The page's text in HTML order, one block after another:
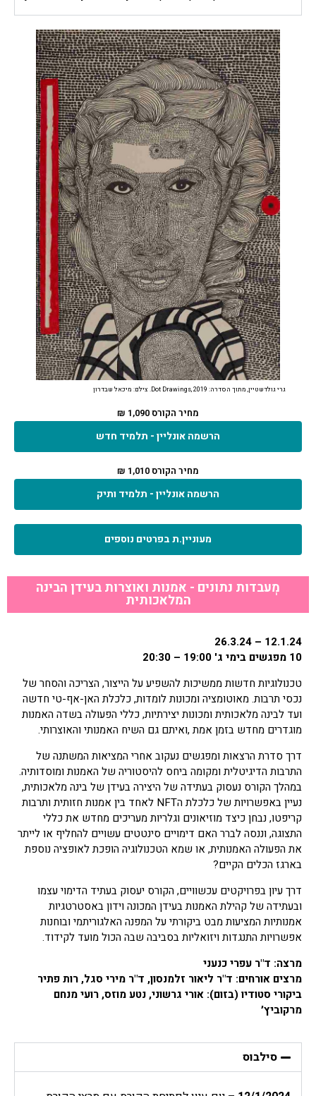
גרי גולדשטיין, מתוך הסדרה: Dot Drawings, 2019. צילם: מיכאל שבדרון
מחיר הקורס 1,090 ₪
הרשמה אונליין - תלמיד חדש
מחיר הקורס 1,010 ₪
הרשמה אונליין - תלמיד ותיק
מעוניין.ת בפרטים נוספים
מְעבדות נתונים - אמנות ואוצרות בעידן הבינה
המלאכותית
12.1.24 – 26.3.24
10 מפגשים בימי ג' 19:00 – 20:30
טכנולוגיות חדשות ממשיכות להשפיע על הייצור, הצריכה והסחר של
נכסי תרבות. מאוטומציה ומכונות לומדות, כלכלת האן-אף-טי חדשה
ועד לבינה מלאכותית ומכונות יצירתיות, כללי הפעולה בשדה האמנות
מוגדרים מחדש בזמן אמת ,ואיתם גם השיח האמנותי והאוצרותי.
דרך סדרת הרצאות ומפגשים נעקוב אחרי המציאות המשתנה של
התרבות הדיגיטלית ומקומה ביחס להיסטוריה של האמנות ומוסדותיה.
במהלך הקורס נעסוק בעתידה של היצירה בעידן של בינה מלאכותית,
נעיין באפשרויות של כלכלת הNFT לאחד בין אמנות חזותית ותרבות
קריפטו, נבחן כיצד מוזיאונים וגלריות מעריכים מחדש את כללי
התצוגה, וננסה לברר האם דימויים סינטטים עשויים להחליף או לייתר
את הפעולה האמנותית, או שמא הטכנולוגיה הופכת לאופציה נוספת
בארגז הכלים הקיים?
דרך עיון בפרויקטים עכשוויים, הקורס יעסוק בעתיד הדימוי עצמו
ובעתידה של קהילת האמנות בעידן המכונה וידון באסטרטגיות
אמנותיות המציעות מבט ביקורתי על המפנה האלגוריתמי ובוחנות
אפשרויות התנגדות ויזואליות בסביבה שבה הכול מועד לקידוד.
מרצה: ד"ר עפרי כנעני
מרצים אורחים: ד"ר ליאור זלמנסון, ד"ר מירי סגל, רות פתיר
ביקורי סטודיו (בזום): אורי גרשוני, נטע מוזס, רועי מנחם
מרקוביץ׳
סילבוס